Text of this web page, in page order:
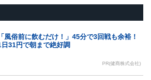
「風俗前に飲むだけ！」45分で3回戦も余裕！
日31円で朝まで絶好調
PR(健商株式会社)